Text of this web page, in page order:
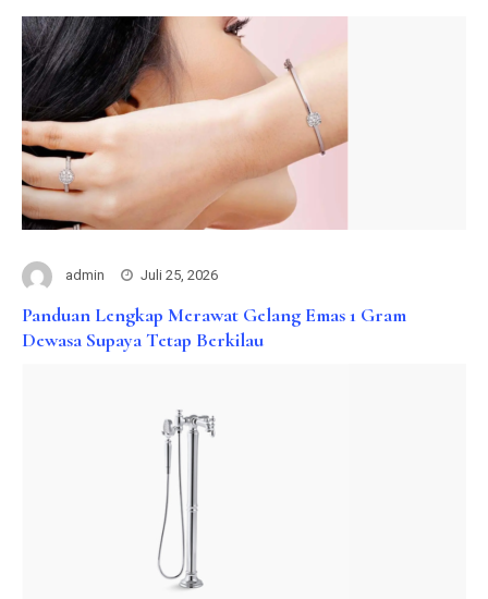
admin Juli 25, 2026
Panduan Lengkap Merawat Gelang Emas 1 Gram
Dewasa Supaya Tetap Berkilau